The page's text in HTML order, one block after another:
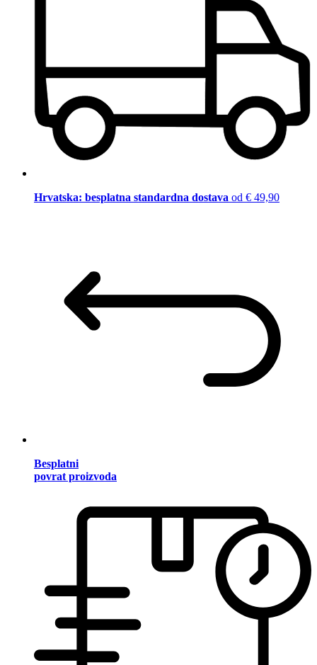
Hrvatska: besplatna standardna dostava od € 49,90
Besplatni
povrat proizvoda